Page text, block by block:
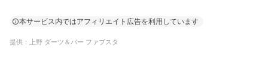
本サービス内ではアフィリエイト広告を利用しています
提供：上野 ダーツ＆バー ファブスタ